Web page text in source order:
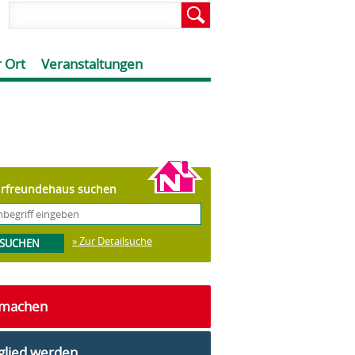
Ort Veranstaltungen
suchen
» Zur Detailsuche